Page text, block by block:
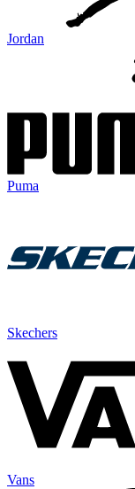
Jordan
Puma
Skechers
Vans